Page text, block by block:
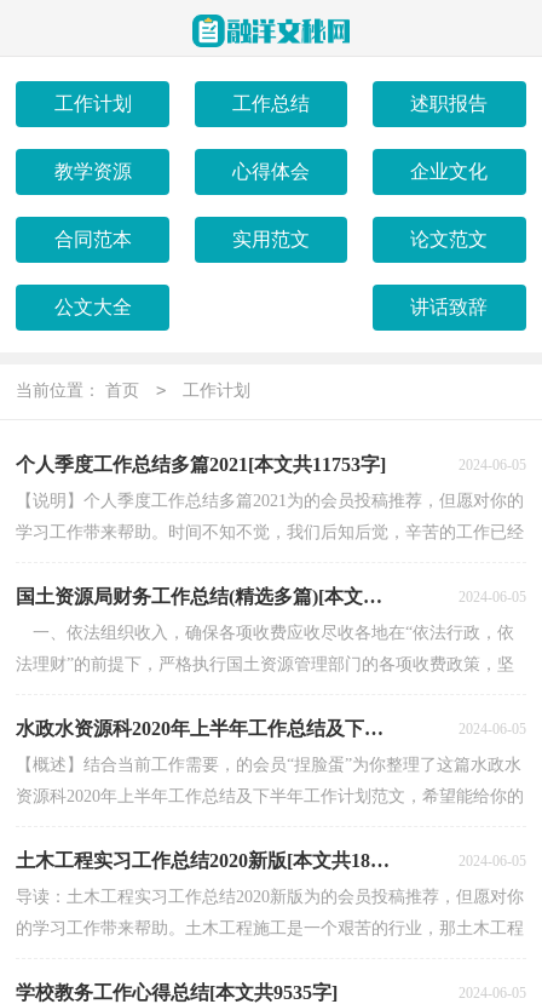
工作计划 工作总结 述职报告
教学资源 心得体会 企业文化
合同范本 实用范文 论文范文
公文大全 讲话致辞
当前位置： 首页 > 工作计划
个人季度工作总结多篇2021[本文共11753字] 2024-06-05
【说明】个人季度工作总结多篇2021为的会员投稿推荐，但愿对你的
学习工作带来帮助。时间不知不觉，我们后知后觉，辛苦的工作已经
国土资源局财务工作总结(精选多篇)[本文共24594字] 2024-06-05
一、依法组织收入，确保各项收费应收尽收各地在“依法行政，依
法理财”的前提下，严格执行国土资源管理部门的各项收费政策，坚
水政水资源科2020年上半年工作总结及下半年工作计划[本文共3453字] 2024-06-05
【概述】结合当前工作需要，的会员“捏脸蛋”为你整理了这篇水政水
资源科2020年上半年工作总结及下半年工作计划范文，希望能给你的
土木工程实习工作总结2020新版[本文共18600字] 2024-06-05
导读：土木工程实习工作总结2020新版为的会员投稿推荐，但愿对你
的学习工作带来帮助。土木工程施工是一个艰苦的行业，那土木工程
学校教务工作心得总结[本文共9535字] 2024-06-05